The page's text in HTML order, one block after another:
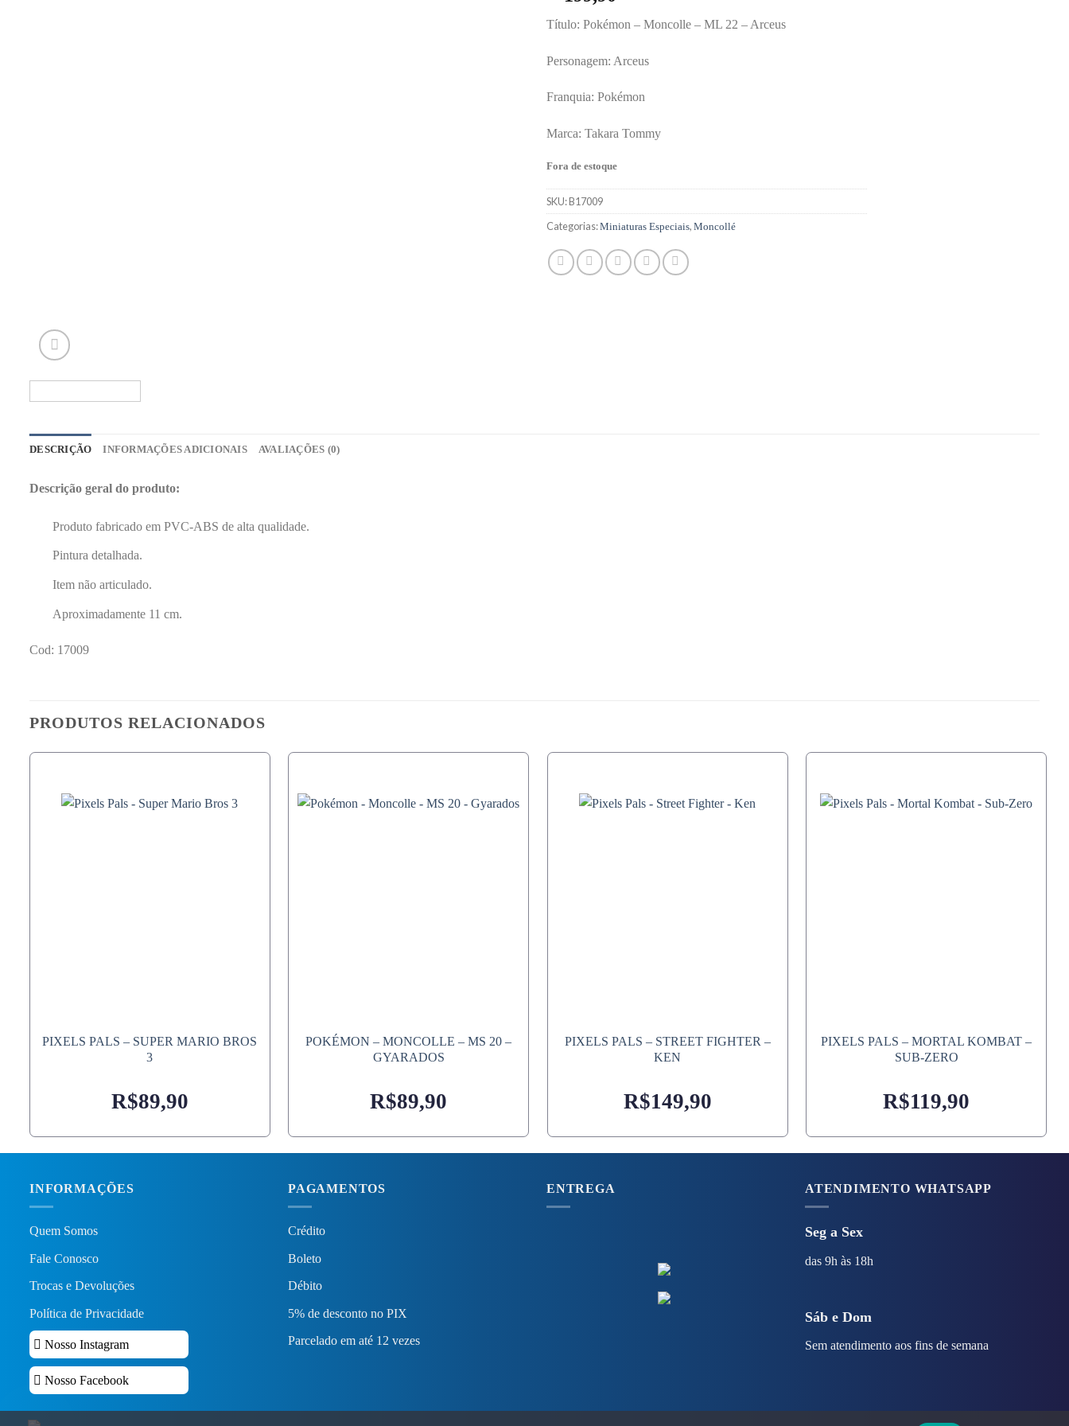
Título: Pokémon – Moncolle – ML 22 – Arceus
Personagem: Arceus
Franquia: Pokémon
Marca: Takara Tommy
Fora de estoque
SKU:B17009
Categorias:Miniaturas Especiais, Moncollé
DESCRIÇÃO INFORMAÇÕES ADICIONAIS AVALIAÇÕES (0)
Descrição geral do produto:
Produto fabricado em PVC-ABS de alta qualidade.
Pintura detalhada.
Item não articulado.
Aproximadamente 11 cm.
Cod: 17009
PRODUTOS RELACIONADOS
PIXELS PALS – SUPER MARIO BROS
3
R$89,90
POKÉMON – MONCOLLE – MS 20 –
GYARADOS
R$89,90
PIXELS PALS – STREET FIGHTER –
KEN
R$149,90
PIXELS PALS – MORTAL KOMBAT –
SUB-ZERO
R$119,90
INFORMAÇÕES
Quem Somos
Fale Conosco
Trocas e Devoluções
Política de Privacidade
Nosso Instagram
Nosso Facebook
PAGAMENTOS
Crédito
Boleto
Débito
5% de desconto no PIX
Parcelado em até 12 vezes
ENTREGA ATENDIMENTO WHATSAPP
Seg a Sex
das 9h às 18h
Sáb e Dom
Sem atendimento aos fins de semana